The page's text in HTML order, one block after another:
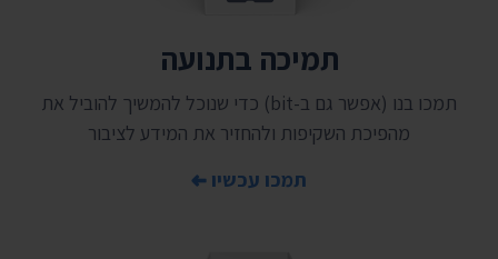
תמיכה בתנועה
תמכו בנו (אפשר גם ב-bit) כדי שנוכל להמשיך להוביל את
מהפיכת השקיפות ולהחזיר את המידע לציבור
תמכו עכשיו